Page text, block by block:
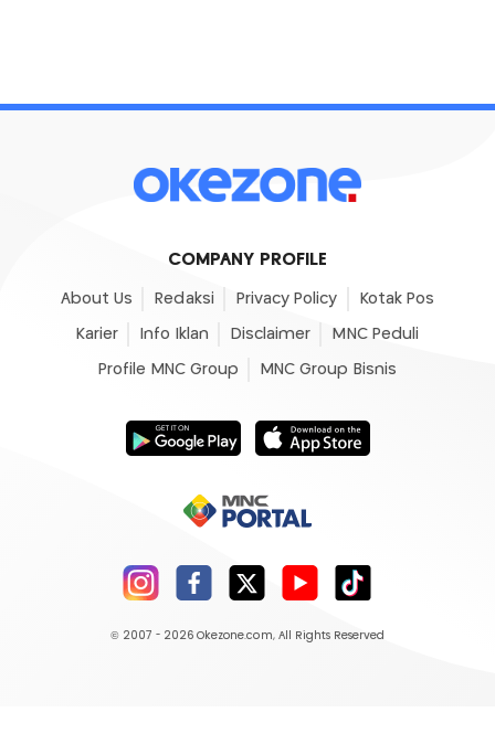
COMPANY PROFILE
About Us Redaksi Privacy Policy Kotak Pos
Karier Info Iklan Disclaimer MNC Peduli
Profile MNC Group MNC Group Bisnis
© 2007 - 2026 Okezone.com, All Rights Reserved